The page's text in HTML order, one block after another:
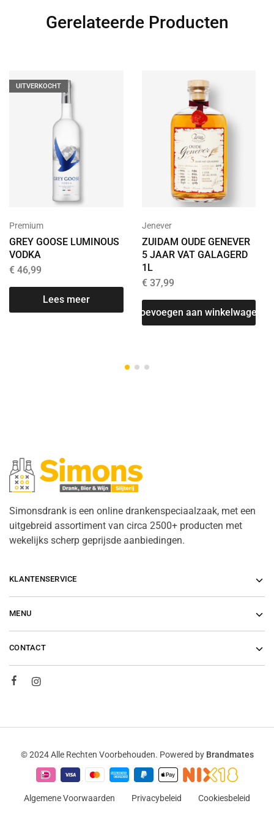
Gerelateerde Producten
UITVERKOCHT
Premium
GREY GOOSE LUMINOUS
VODKA
€ 46,99
Lees meer
Jenever
ZUIDAM OUDE GENEVER
5 JAAR VAT GALAGERD
1L
€37,99
Toevoegen aan winkelwagen
Simonsdrank is een online drankenspeciaalzaak, met een
uitgebreid assortiment van circa 2500+ producten met
wekelijks scherp geprijsde aanbiedingen.
KLANTENSERVICE
MENU
CONTACT
© 2024 Alle Rechten Voorbehouden. Powered by Brandmates
Algemene Voorwaarden Privacybeleid Cookiesbeleid